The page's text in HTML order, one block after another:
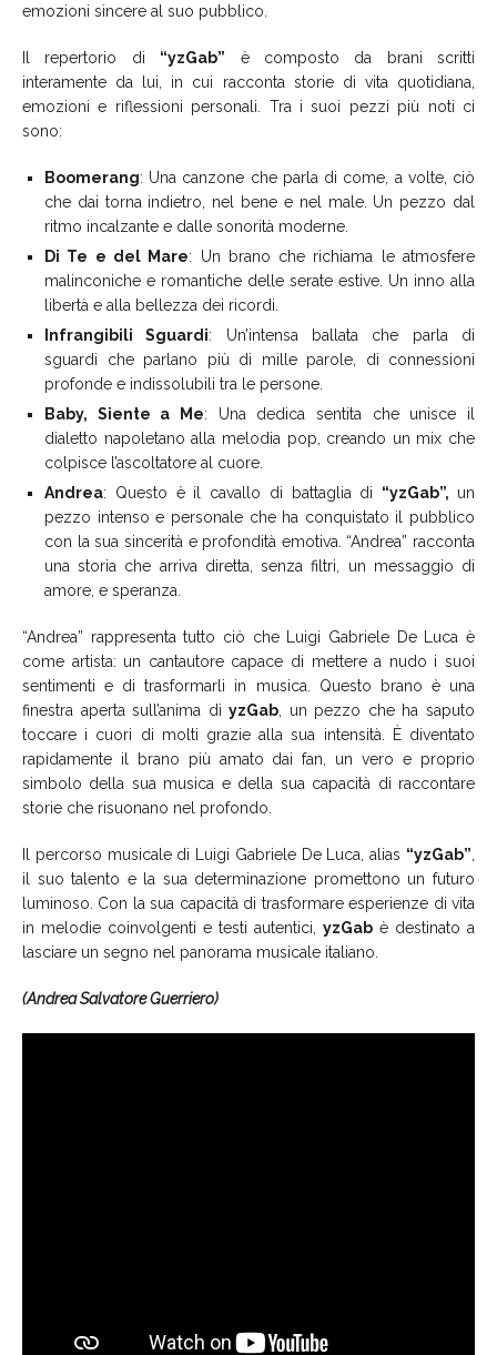
emozioni sincere al suo pubblico.
Il repertorio di “yzGab” è composto da brani scritti
interamente da lui, in cui racconta storie di vita quotidiana,
emozioni e riflessioni personali. Tra i suoi pezzi più noti ci
sono:
Boomerang: Una canzone che parla di come, a volte, ciò
che dai torna indietro, nel bene e nel male. Un pezzo dal
ritmo incalzante e dalle sonorità moderne.
Di Te e del Mare: Un brano che richiama le atmosfere
malinconiche e romantiche delle serate estive. Un inno alla
libertà e alla bellezza dei ricordi.
Infrangibili Sguardi: Un’intensa ballata che parla di
sguardi che parlano più di mille parole, di connessioni
profonde e indissolubili tra le persone.
Baby, Siente a Me: Una dedica sentita che unisce il
dialetto napoletano alla melodia pop, creando un mix che
colpisce l’ascoltatore al cuore.
Andrea: Questo è il cavallo di battaglia di “yzGab”, un
pezzo intenso e personale che ha conquistato il pubblico
con la sua sincerità e profondità emotiva. “Andrea” racconta
una storia che arriva diretta, senza filtri, un messaggio di
amore, e speranza.
“Andrea” rappresenta tutto ciò che Luigi Gabriele De Luca è
come artista: un cantautore capace di mettere a nudo i suoi
sentimenti e di trasformarli in musica. Questo brano è una
finestra aperta sull’anima diyzGab , un pezzo che ha saputo
toccare i cuori di molti grazie alla sua intensità. È diventato
rapidamente il brano più amato dai fan, un vero e proprio
simbolo della sua musica e della sua capacità di raccontare
storie che risuonano nel profondo.
Il percorso musicale di Luigi Gabriele De Luca, alias “yzGab”
il suo talento e la sua determinazione promettono un futuro
luminoso. Con la sua capacità di trasformare esperienze di vita
in melodie coinvolgenti e testi autentici, yzGab è destinato a
lasciare un segno nel panorama musicale italiano.
(Andrea Salvatore Guerriero)